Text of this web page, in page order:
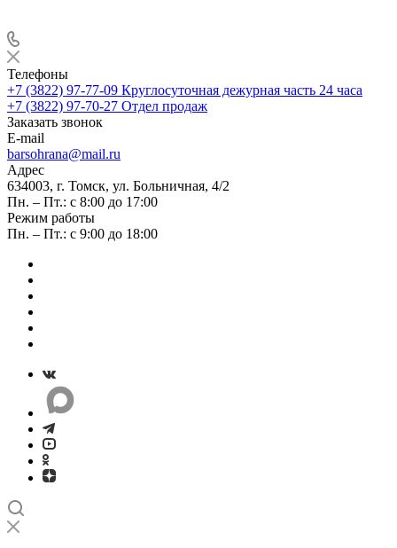
Телефоны
+7 (3822) 97-77-09 Круглосуточная дежурная часть 24 часа
+7 (3822) 97-70-27 Отдел продаж
Заказать звонок
E-mail
barsohrana@mail.ru
Адрес
634003, г. Томск, ул. Больничная, 4/2
Пн. – Пт.: с 8:00 до 17:00
Режим работы
Пн. – Пт.: с 9:00 до 18:00